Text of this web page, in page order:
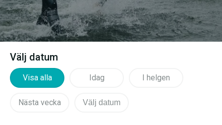
Välj datum
Visa alla Idag I helgen
Nästa vecka Välj datum